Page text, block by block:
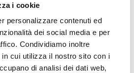
i cookie
personalizzare contenuti ed
dei social media e per
Condividiamo inoltre
cui utilizza il nostro sito con i
di analisi dei dati web,